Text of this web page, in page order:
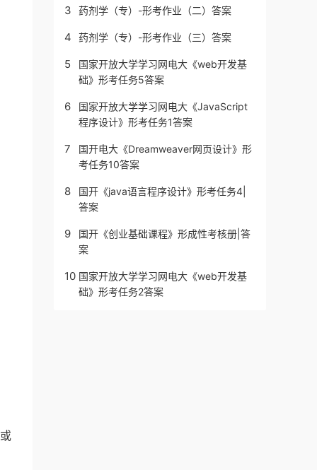
3 药剂学（专）-形考作业（二）答案
4 药剂学（专）-形考作业（三）答案
5
国家开放大学学习网电大《web开发基
础》形考任务5答案
6
国家开放大学学习网电大《JavaScript
程序设计》形考任务1答案
7
国开电大《Dreamweaver网页设计》形
考任务10答案
8
国开《java语言程序设计》形考任务4|
答案
9
国开《创业基础课程》形成性考核册|答
案
10 国家开放大学学习网电大《web开发基
础》形考任务2答案